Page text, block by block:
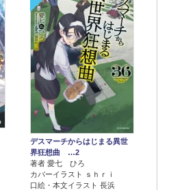
デスマーチからはじまる異世
界狂想曲 …2
著者 愛七 ひろ
カバーイラスト ｓｈｒｉ
口絵・本文イラスト 長浜